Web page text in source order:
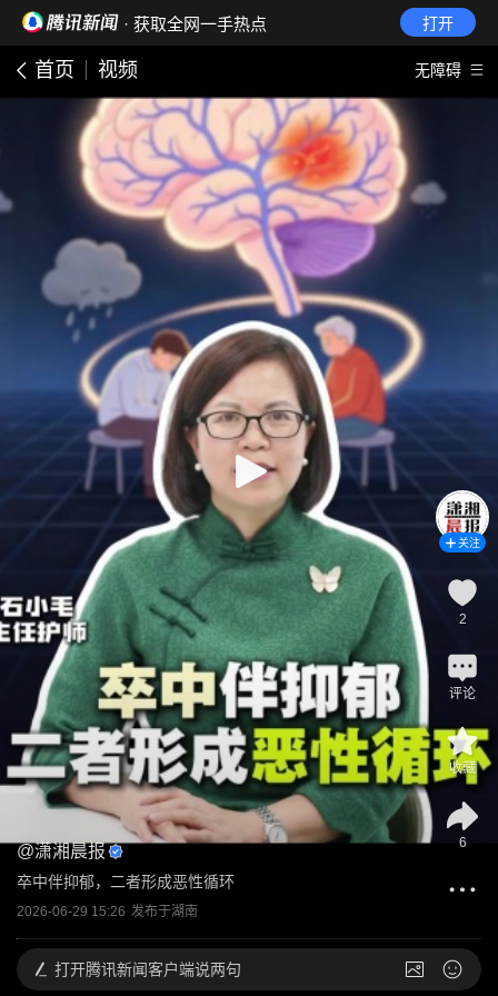
· 获取全网一手热点 打开
首页 视频 无障碍
@潇湘晨报
卒中伴抑郁，二者形成恶性循环
2026-06-29 15:26 发布于湖南
关注
2
评论
收藏
6
打开腾讯新闻客户端说两句